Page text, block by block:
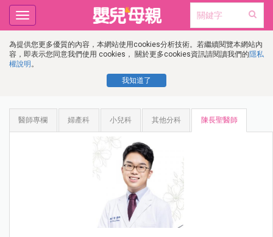
為提供您更多優質的內容，本網站使用cookies分析技術。若繼續閱覽本網站內
容，即表示您同意我們使用 cookies， 關於更多cookies資訊請閱讀我們的隱私
權說明 。
我知道了
Toggle
navigation
醫師專欄 婦產科 小兒科 其他分科 陳長聖醫師